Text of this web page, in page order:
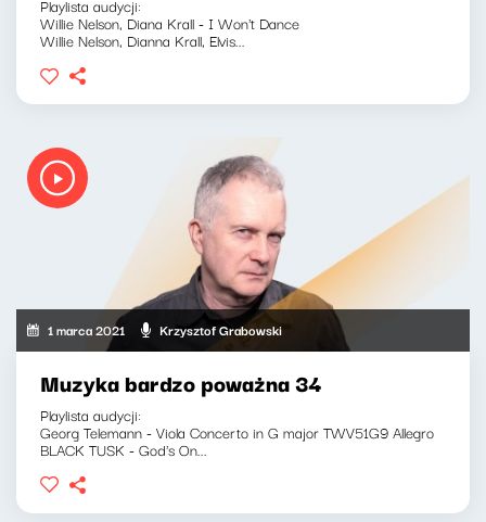
Playlista audycji:
Willie Nelson, Diana Krall - I Won't Dance
Willie Nelson, Dianna Krall, Elvis...
1 marca 2021 Krzysztof Grabowski
Muzyka bardzo poważna 34
Playlista audycji:
Georg Telemann - Viola Concerto in G major TWV51G9 Allegro
BLACK TUSK - God's On...